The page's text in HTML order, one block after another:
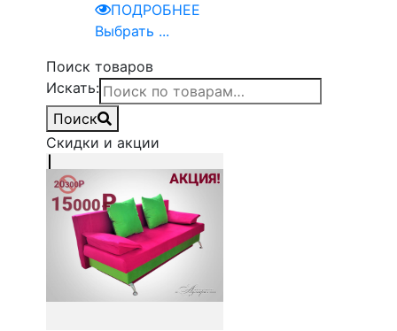
ПОДРОБНЕЕ
Выбрать ...
Поиск товаров
Искать:
Поиск
Скидки и акции